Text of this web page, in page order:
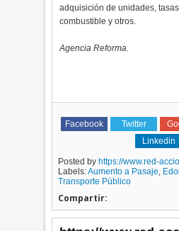
adquisición de unidades,
combustible y otros.
Agencia Reforma.
Facebook Twitter
Linkedin
Posted by https://www.red-
Labels:Aumento a Pasaje,
Transporte Público
Compartir: